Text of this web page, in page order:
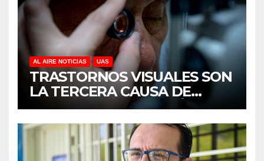
AL AIRE NOTICIAS UAS
TRASTORNOS VISUALES SON
LA TERCERA CAUSA DE
DISCAPACIDAD EN MÉXICO,
REVELA ESTUDIO DEL
CIDOCS DE LA UAS